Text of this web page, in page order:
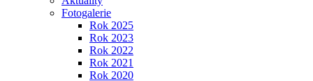
Fotogalerie
Rok 2025
Rok 2023
Rok 2022
Rok 2021
Rok 2020